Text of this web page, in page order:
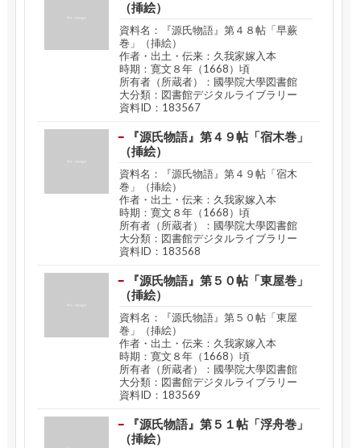
（挿絵）
資料名：『源氏物語』第４８帖「早蕨
巻」（挿絵）
作者・出土・伝来：久我家嫁入本
時期：寛文８年（1668）頃
所有者（所蔵者）：國學院大學図書館
大分類：図書館デジタルライブラリー
資料ID：183567
『源氏物語』第４９帖「宿木巻」
（挿絵）
資料名：『源氏物語』第４９帖「宿木
巻」（挿絵）
作者・出土・伝来：久我家嫁入本
時期：寛文８年（1668）頃
所有者（所蔵者）：國學院大學図書館
大分類：図書館デジタルライブラリー
資料ID：183568
『源氏物語』第５０帖「東屋巻」
（挿絵）
資料名：『源氏物語』第５０帖「東屋
巻」（挿絵）
作者・出土・伝来：久我家嫁入本
時期：寛文８年（1668）頃
所有者（所蔵者）：國學院大學図書館
大分類：図書館デジタルライブラリー
資料ID：183569
『源氏物語』第５１帖「浮舟巻」
（挿絵）